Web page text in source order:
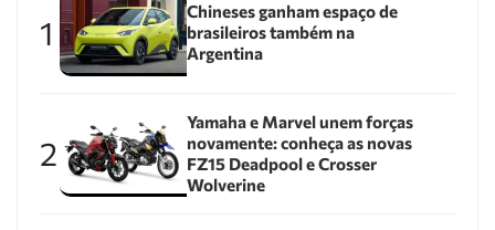
1
Chineses ganham espaço de
brasileiros também na
Argentina
2
Yamaha e Marvel unem forças
novamente: conheça as novas
FZ15 Deadpool e Crosser
Wolverine